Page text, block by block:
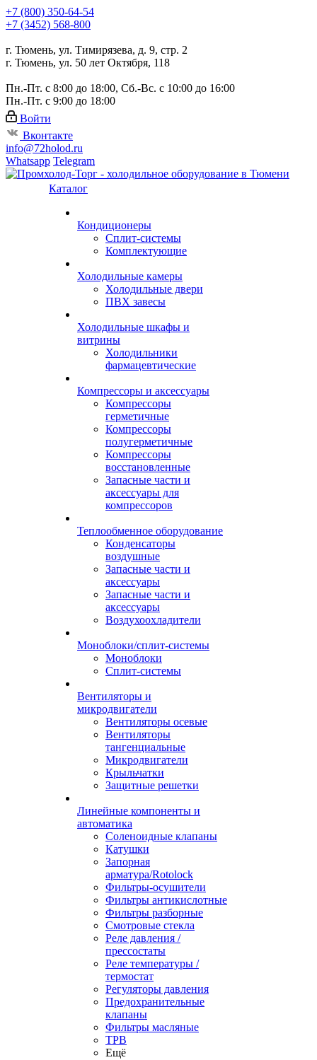
+7 (800) 350-64-54
+7 (3452) 568-800
г. Тюмень, ул. Тимирязева, д. 9, стр. 2
г. Тюмень, ул. 50 лет Октября, 118
Пн.-Пт. с 8:00 до 18:00, Сб.-Вс. с 10:00 до 16:00
Пн.-Пт. с 9:00 до 18:00
Войти
Вконтакте
info@72holod.ru
Whatsapp Telegram
Каталог
Кондиционеры
Сплит-системы
Комплектующие
Холодильные камеры
Холодильные двери
ПВХ завесы
Холодильные шкафы и
витрины
Холодильники
фармацевтические
Компрессоры и аксессуары
Компрессоры
герметичные
Компрессоры
полугерметичные
Компрессоры
восстановленные
Запасные части и
аксессуары для
компрессоров
Теплообменное оборудование
Конденсаторы
воздушные
Запасные части и
аксессуары
Запасные части и
аксессуары
Воздухоохладители
Моноблоки/сплит-системы
Моноблоки
Сплит-системы
Вентиляторы и
микродвигатели
Вентиляторы осевые
Вентиляторы
тангенциальные
Микродвигатели
Крыльчатки
Защитные решетки
Линейные компоненты и
автоматика
Соленоидные клапаны
Катушки
Запорная
арматура/Rotolock
Фильтры-осушители
Фильтры антикислотные
Фильтры разборные
Смотровые стекла
Реле давления /
прессостаты
Реле температуры /
термостат
Регуляторы давления
Предохранительные
клапаны
Фильтры масляные
ТРВ
Ещё